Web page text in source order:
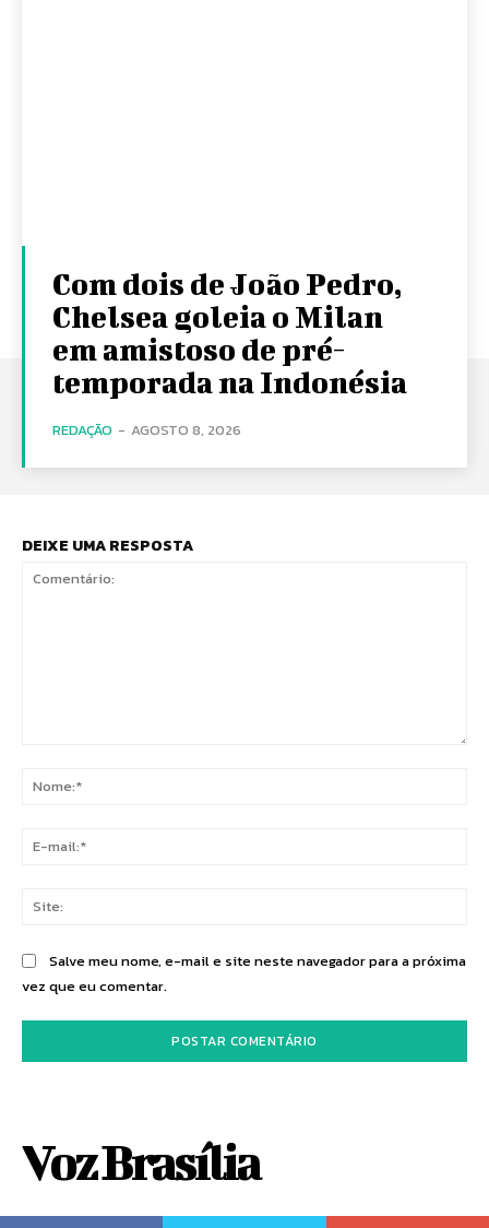
Com dois de João Pedro,
Chelsea goleia o Milan
em amistoso de pré-
temporada na Indonésia
REDAÇÃO - AGOSTO 8, 2026
DEIXE UMA RESPOSTA
Salve meu nome, e-mail e site neste navegador para a próxima
vez que eu comentar.
Voz Brasília